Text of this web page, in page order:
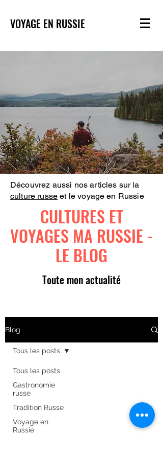
VOYAGE EN RUSSIE
Découvrez aussi nos articles sur la
culture russe et le voyage en Russie
CULTURES ET
VOYAGES MA RUSSIE -
LE BLOG
Toute mon actualité
Blog
Tous les posts
Gastronomie
russe
Tradition Russe
Voyage en
Russie
Tous les posts